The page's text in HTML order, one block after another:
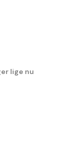
lige nu